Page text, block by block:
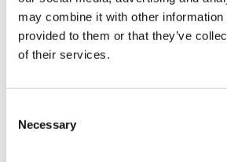
may combine it with other information
provided to them or that they’ve
of their services.
Selection
Necessary
Format
Liquid
Buffer